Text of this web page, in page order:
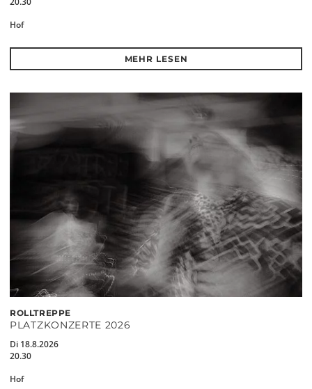
Hof
MEHR LESEN
ROLLTREPPE
PLATZKONZERTE 2026
Di 18.8.2026
20.30
Hof